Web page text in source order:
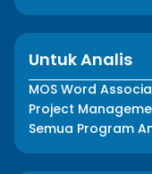
Untuk Analis
MOS Word
Project
Semua Program